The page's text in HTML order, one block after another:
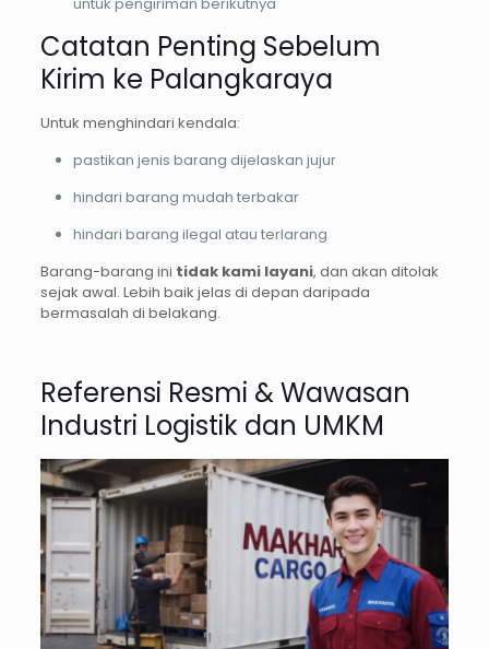
Catatan Penting Sebelum
Kirim ke Palangkaraya
Untuk menghindari kendala:
pastikan jenis barang dijelaskan jujur
hindari barang mudah terbakar
hindari barang ilegal atau terlarang
Barang-barang ini tidak kami layani, dan akan ditolak
sejak awal. Lebih baik jelas di depan daripada
bermasalah di belakang.
Referensi Resmi & Wawasan
Industri Logistik dan UMKM